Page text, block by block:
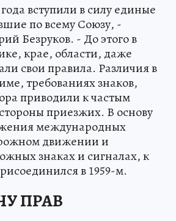
вступили в силу единые
по всему Союзу, -
Безруков. - До этого в
крае, области, даже
свои правила. Различия в
требованиях знаков,
приводили к частым
приезжих. В основу
международных
движении и
знаках и сигналах, к
в 1959-м.
ПРАВ